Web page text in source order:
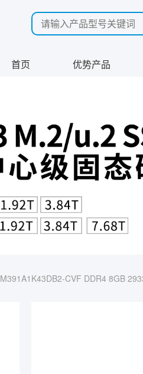
首页 优势产品
M391A1K43DB2-CVF DDR4 8GB